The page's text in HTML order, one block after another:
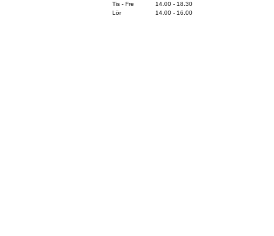
Tis - Fre
14.00 - 18.30
Lör
14.00 - 16.00